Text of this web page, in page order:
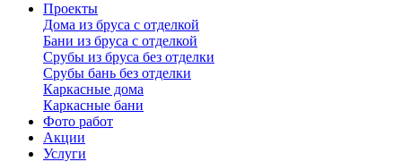
Проекты
Дома из бруса с отделкой
Бани из бруса с отделкой
Срубы из бруса без отделки
Срубы бань без отделки
Каркасные дома
Каркасные бани
Фото работ
Акции
Услуги